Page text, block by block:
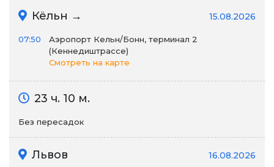
Кёльн → 15.08.2026
07:50
Аэропорт Кельн/Бонн, терминал 2
(Кеннедиштрассе)
Смотреть на карте
23 ч. 10 м.
Без пересадок
Львов 16.08.2026